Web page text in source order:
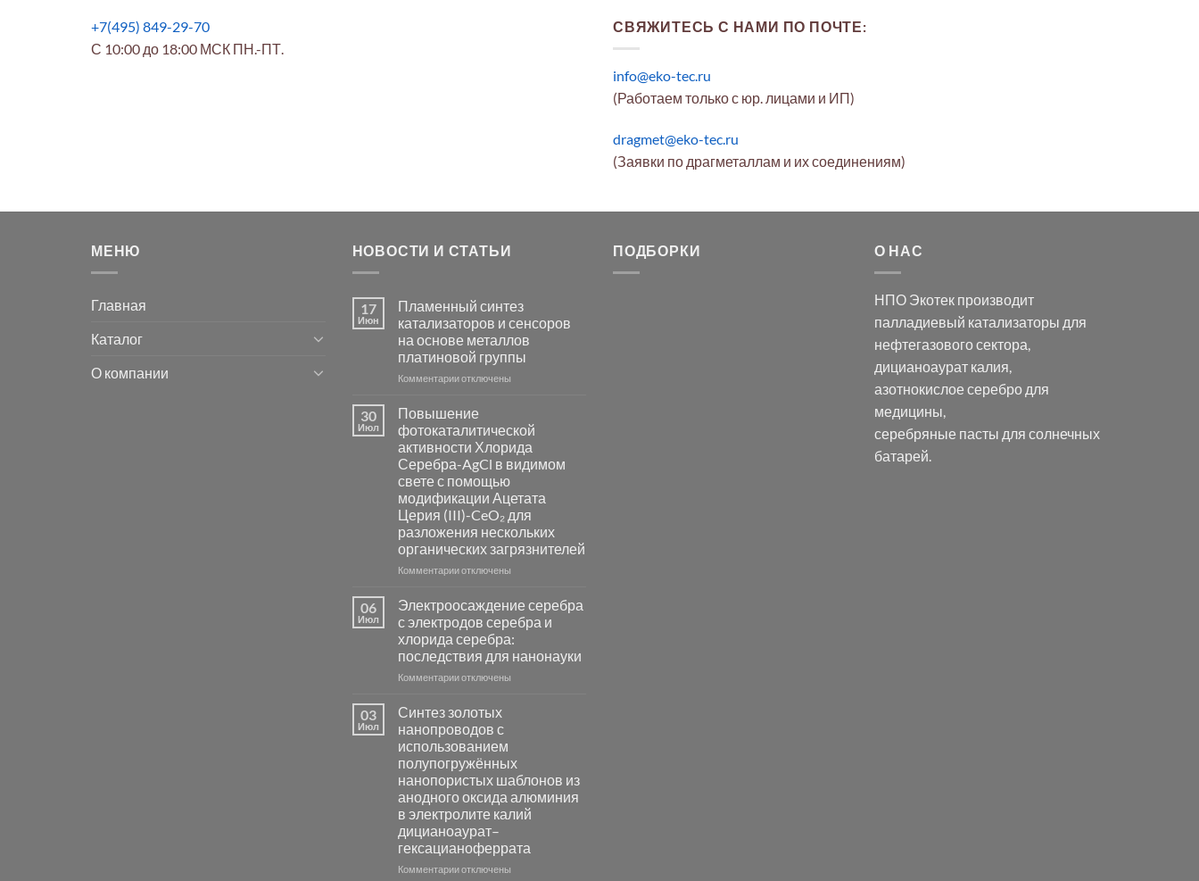
+7(495) 849-29-70
С 10:00 до 18:00 МСК ПН.-ПТ.
СВЯЖИТЕСЬ С НАМИ ПО ПОЧТЕ:
info@eko-tec.ru
(Работаем только с юр. лицами и ИП)
dragmet@eko-tec.ru
(Заявки по драгметаллам и их соединениям)
МЕНЮ
Главная
Каталог
О компании
НОВОСТИ И СТАТЬИ
17
Июн
Пламенный синтез
катализаторов и сенсоров
на основе металлов
платиновой группы
Комментариик
синтез
катализаторов
и
сенсоров
на
основе
металлов
платиновой
группы
отключены
30
Июл
Повышение
фотокаталитической
активности Хлорида
Серебра-AgCl в видимом
свете с помощью
модификации Ацетата
Церия (III)-CeO₂ для
разложения нескольких
органических загрязнителей
Комментариик
фотокаталитической
активности
Хлорида
Серебра-
AgCl
свете
с
помощью
модификации
Ацетата
Церия
(III)-
CeO₂
для
разложения
нескольких
отключены
06
Июл
Электроосаждение серебра
с электродов серебра и
хлорида серебра:
последствия для нанонауки
Комментариик
серебра
с
электродов
серебра
и
хлорида
серебра:
последствия
для
нанонауки
отключены
03
Июл
Синтез золотых
нанопроводов с
использованием
полупогружённых
нанопористых шаблонов из
анодного оксида алюминия
в электролите калий
дицианоаурат–
гексацианоферрата
Комментариикотключены
ПОДБОРКИ О НАС
НПО Экотек производит
палладиевый катализаторы для
нефтегазового сектора,
дицианоаурат калия,
азотнокислое серебродля
медицины,
серебряные пасты для солнечных
батарей.